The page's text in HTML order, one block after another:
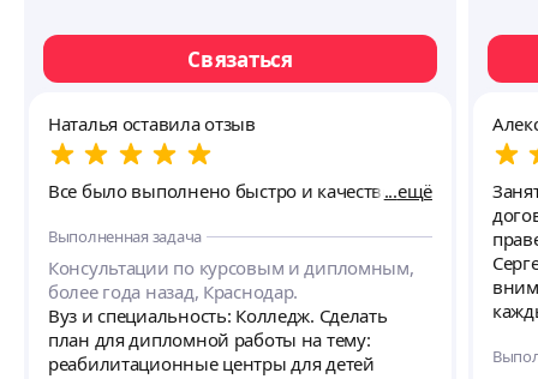
Связаться
Наталья оставила отзыв
Все было выполнено быстро и качественно
ещё
Выполненная задача
Консультации по курсовым и дипломным,
более года назад, Краснодар.
Вуз и специальность: Колледж. Сделать
план для дипломной работы на тему:
реабилитационные центры для детей